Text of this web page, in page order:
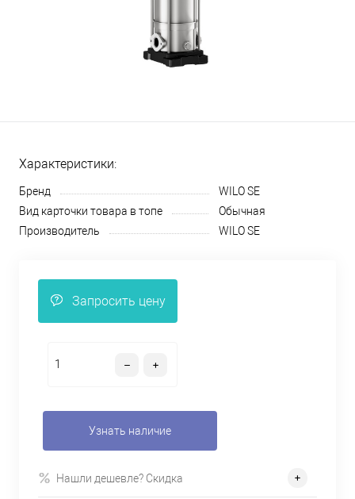
Характеристики:
Бренд
WILO SE
Вид карточки товара в топе
Обычная
Производитель
WILO SE
Запросить цену
Узнать наличие
Нашли дешевле? Скидка